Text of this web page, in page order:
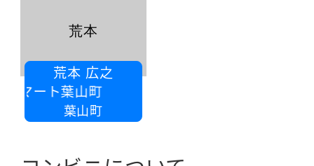
荒本 広之
マート葉山町
葉山町
荒本